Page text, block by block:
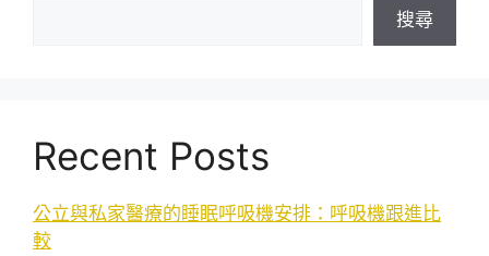
搜尋
Recent Posts
公立與私家醫療的睡眠呼吸機安排：呼吸機跟進比
較